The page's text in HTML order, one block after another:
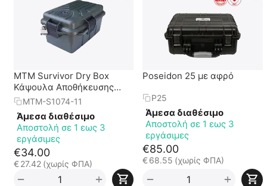
MTM Survivor Dry Box
Κάψουλα Αποθήκευσης
Εφοδίων
MTM-S1074-11
Άμεσα διαθέσιμο
Αποστολή σε 1 εως 3
εργάσιμες
€34.00
€ 27.42 (χωρίς ΦΠΑ)
+
−
Poseidon 25 με αφρό
P25
Άμεσα διαθέσιμο
Αποστολή σε 1 εως 3
εργάσιμες
€85.00
€68.55 (χωρίς ΦΠΑ)
+
−